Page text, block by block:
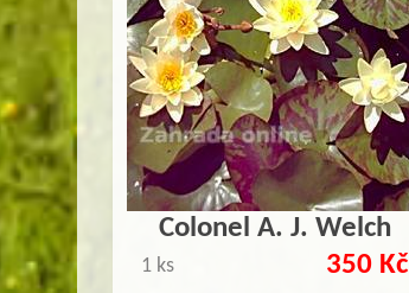
Colonel A. J. Welch
1 ks 350 Kč